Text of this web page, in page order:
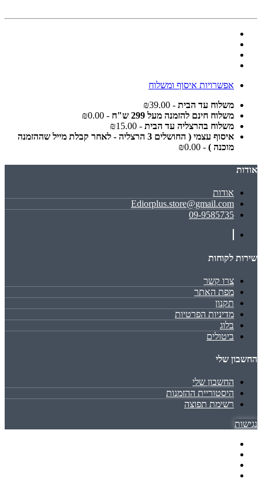
אפשרויות איסוף ומשלוח
משלוח עד הבית - ₪39.00
משלוח חינם להזמנה מעל 299 ש"ח
- ₪0.00
משלוח בהרצליה עד הבית - ₪15.00
איסוף עצמי ( החושלים 3 הרצליה - לאחר קבלת מייל שההזמנה
מוכנה ) - ₪0.00
אודות
אודות
Ediorplus.store@gmail.com
09-9585735
שירות לקוחות
צרו קשר
מפת האתר
תקנון
מדיניות הפרטיות
בלוג
ביטולים
החשבון שלי
החשבון שלי
היסטוריית ההזמנות
רשימת תפוצה
נגישות